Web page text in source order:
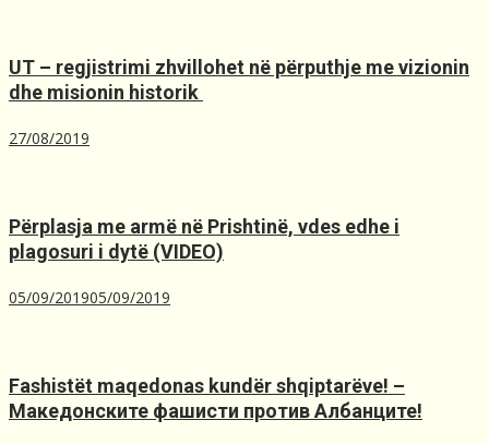
UT – regjistrimi zhvillohet në përputhje me vizionin
dhe misionin historik ️
27/08/2019
Përplasja me armë në Prishtinë, ​vdes edhe i
plagosuri i dytë (VIDEO)
05/09/201905/09/2019
Fashistët maqedonas kundër shqiptarëve! –
Македонските фашисти против Албанците!